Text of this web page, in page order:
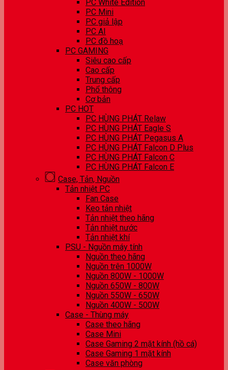
PC White Edition
PC Mini
PC giả lập
PC AI
PC đồ hoạ
PC GAMING
Siêu cao cấp
Cao cấp
Trung cấp
Phổ thông
Cơ bản
PC HOT
PC HÙNG PHÁT Relaw
PC HÙNG PHÁT Eagle S
PC HÙNG PHÁT Pegasus A
PC HÙNG PHÁT Falcon D Plus
PC HÙNG PHÁT Falcon C
PC HÙNG PHÁT Falcon E
Case, Tản, Nguồn
Tản nhiệt PC
Fan Case
Keo tản nhiệt
Tản nhiệt theo hãng
Tản nhiệt nước
Tản nhiệt khí
PSU - Nguồn máy tính
Nguồn theo hãng
Nguồn trên 1000W
Nguồn 800W - 1000W
Nguồn 650W - 800W
Nguồn 550W - 650W
Nguồn 400W - 500W
Case - Thùng máy
Case theo hãng
Case Mini
Case Gaming 2 mặt kính (hồ cá)
Case Gaming 1 mặt kính
Case văn phòng